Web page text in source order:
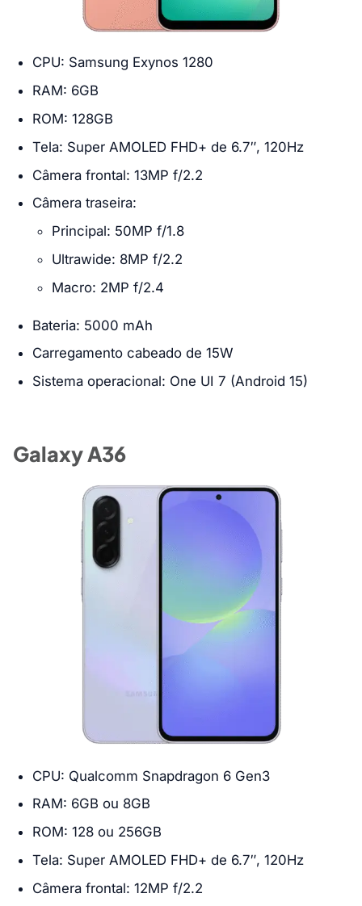
CPU: Samsung Exynos 1280
RAM: 6GB
ROM: 128GB
Tela: Super AMOLED FHD+ de 6.7″, 120Hz
Câmera frontal: 13MP f/2.2
Câmera traseira:
Principal: 50MP f/1.8
Ultrawide: 8MP f/2.2
Macro: 2MP f/2.4
Bateria: 5000 mAh
Carregamento cabeado de 15W
Sistema operacional: One UI 7 (Android 15)
Galaxy A36
CPU: Qualcomm Snapdragon 6 Gen3
RAM: 6GB ou 8GB
ROM: 128 ou 256GB
Tela: Super AMOLED FHD+ de 6.7″, 120Hz
Câmera frontal: 12MP f/2.2